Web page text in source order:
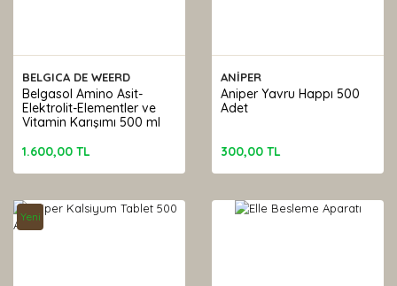
BELGICA DE WEERD
Belgasol Amino Asit-
Elektrolit-Elementler ve
Vitamin Karışımı 500 ml
1.600,00 TL
ANİPER
Aniper Yavru Happı 500
Adet
300,00 TL
Yeni